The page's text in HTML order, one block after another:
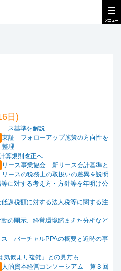
日)
ス基準を解説
東証 フォローアップ施策の方向性を
整理
算規則改正へ
リース事業協会 新リース会計基準と
リースの税務上の取扱いの差異を説明
に対する考え方・方針等を年明け公
課税額に対する法人税等に関する注
の開示、経営環境踏まえた分析など
ス バーチャルPPAの概要と近時の事
候より複雑」との見方も
人的資本経営コンソーシアム 第３回